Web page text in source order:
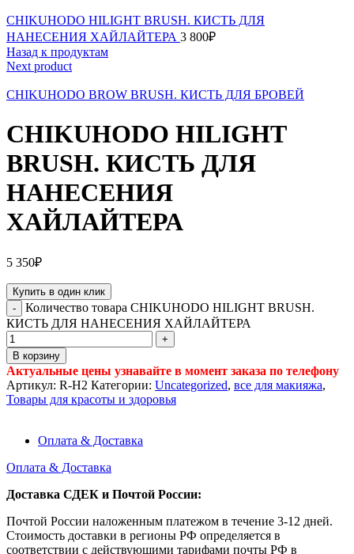
CHIKUHODO HILIGHT BRUSH. КИСТЬ ДЛЯ
НАНЕСЕНИЯ ХАЙЛАЙТЕРА 3 800₽
Назад к продуктам
Next product
CHIKUHODO BROW BRUSH. КИСТЬ ДЛЯ БРОВЕЙ
CHIKUHODO HILIGHT
BRUSH. КИСТЬ ДЛЯ
НАНЕСЕНИЯ
ХАЙЛАЙТЕРА
5 350₽
Купить в один клик
Количество товара CHIKUHODO HILIGHT BRUSH.
КИСТЬ ДЛЯ НАНЕСЕНИЯ ХАЙЛАЙТЕРА
В корзину
Актуальные цены узнавайте в момент заказа по телефону
Артикул: R-H2 Категории: Uncategorized, все для макияжа,
Товары для красоты и здоровья
Оплата & Доставка
Оплата & Доставка
Доставка СДЕК и Почтой России:
Почтой России наложенным платежом в течение 3-12 дней.
Стоимость доставки в регионы РФ определяется в
соответствии с действующими тарифами почты РФ в